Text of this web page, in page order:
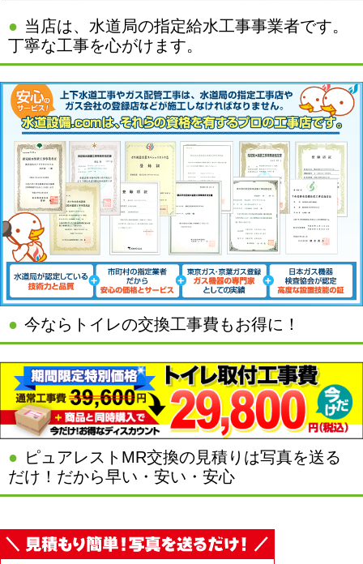
当店は、水道局の指定給水工事事業者です。
丁寧な工事を心がけます。
今ならトイレの交換工事費もお得に！
ピュアレストMR交換の見積りは写真を送る
だけ！だから早い・安い・安心